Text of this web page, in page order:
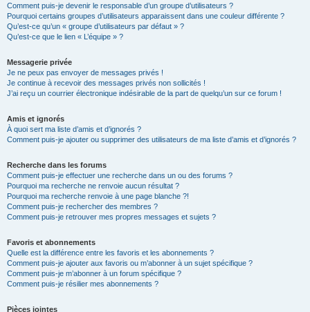
Comment puis-je devenir le responsable d’un groupe d’utilisateurs ?
Pourquoi certains groupes d’utilisateurs apparaissent dans une couleur différente ?
Qu’est-ce qu’un « groupe d’utilisateurs par défaut » ?
Qu’est-ce que le lien « L’équipe » ?
Messagerie privée
Je ne peux pas envoyer de messages privés !
Je continue à recevoir des messages privés non sollicités !
J’ai reçu un courrier électronique indésirable de la part de quelqu’un sur ce forum !
Amis et ignorés
À quoi sert ma liste d’amis et d’ignorés ?
Comment puis-je ajouter ou supprimer des utilisateurs de ma liste d’amis et d’ignorés ?
Recherche dans les forums
Comment puis-je effectuer une recherche dans un ou des forums ?
Pourquoi ma recherche ne renvoie aucun résultat ?
Pourquoi ma recherche renvoie à une page blanche ?!
Comment puis-je rechercher des membres ?
Comment puis-je retrouver mes propres messages et sujets ?
Favoris et abonnements
Quelle est la différence entre les favoris et les abonnements ?
Comment puis-je ajouter aux favoris ou m’abonner à un sujet spécifique ?
Comment puis-je m’abonner à un forum spécifique ?
Comment puis-je résilier mes abonnements ?
Pièces jointes